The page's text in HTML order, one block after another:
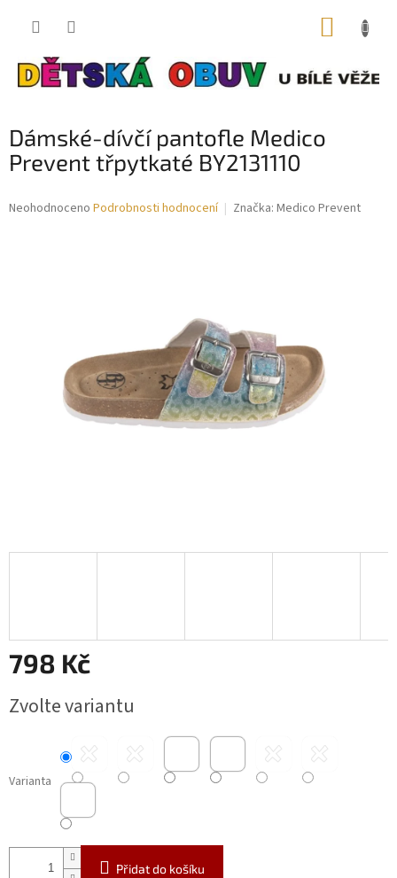
Dámské-dívčí pantofle Medico
Prevent třpytkaté BY2131110
Průměrné
Neohodnoceno Podrobnosti hodnocení Značka: Medico Prevent
798 Kč
cena:
Zvolte variantu
Varianta
Přidat do košíku